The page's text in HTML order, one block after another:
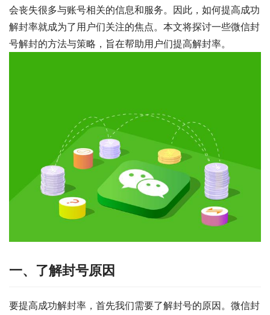
会丧失很多与账号相关的信息和服务。因此，如何提高成功
解封率就成为了用户们关注的焦点。本文将探讨一些微信封
号解封的方法与策略，旨在帮助用户们提高解封率。
一、了解封号原因
要提高成功解封率，首先我们需要了解封号的原因。微信封